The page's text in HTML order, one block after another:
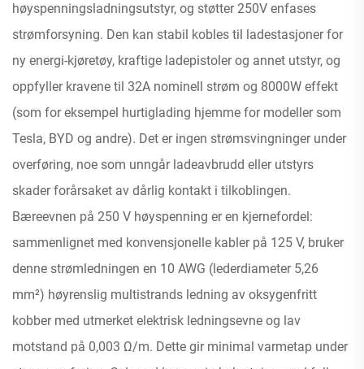
høyspenningsladningsutstyr, og støtter 250V enfases
strømforsyning. Den kan stabil kobles til ladestasjoner for
ny energi-kjøretøy, kraftige ladepistoler og annet utstyr, og
oppfyller kravene til 32A nominell strøm og 8000W effekt
(som for eksempel hurtiglading hjemme for modeller som
Tesla, BYD og andre). Det er ingen strømsvingninger under
overføring, noe som unngår ladeavbrudd eller utstyrs
skader forårsaket av dårlig kontakt i tilkoblingen.
Bæreevnen på 250 V høyspenning er en kjernefordel:
sammenlignet med konvensjonelle kabler på 125 V, bruker
denne strømledningen en 10 AWG (lederdiameter 5,26
mm²) høyrenslig multistrands ledning av oksygenfritt
kobber med utmerket elektrisk ledningsevne og lav
motstand på 0,003 Ω/m. Dette gir minimal varmetap under